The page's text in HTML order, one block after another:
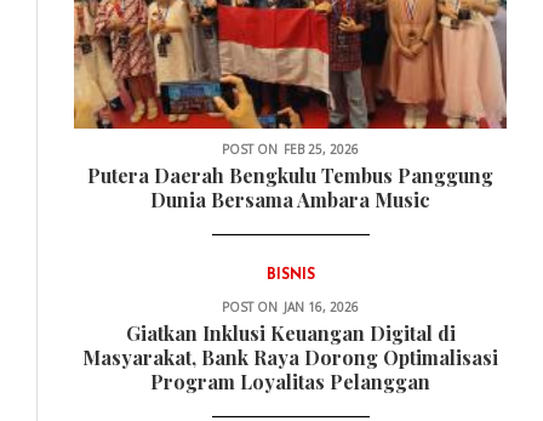
POST ON FEB 25, 2026
Putera Daerah Bengkulu Tembus Panggung
Dunia Bersama Ambara Music
BISNIS
POST ON JAN 16, 2026
Giatkan Inklusi Keuangan Digital di
Masyarakat, Bank Raya Dorong Optimalisasi
Program Loyalitas Pelanggan